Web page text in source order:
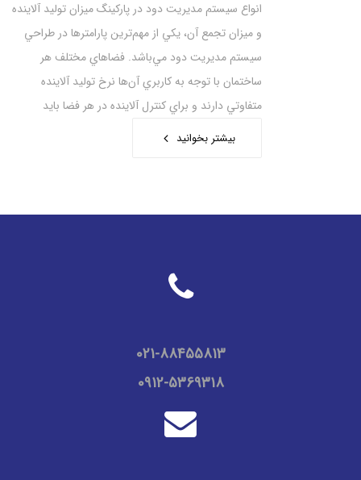
انواع سیستم مدیریت دود در پارکینگ ميزان توليد آلاينده
و ميزان تجمع آن، يكي از مهم‌ترين پارامترها در طراحي
سيستم مديريت دود مي‌باشد. فضاهاي مختلف هر
ساختمان با توجه به كاربري آن‌ها نرخ توليد آلاينده
متفاوتي دارند و براي كنترل آلاينده در هر فضا بايد
بیشتر بخوانید
021-88455813
0912-5369318